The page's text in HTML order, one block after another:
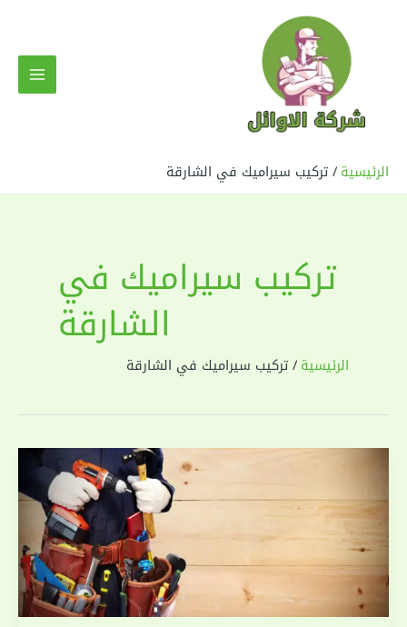
الرئيسية تركيب سيراميك في الشارقة
تركيب سيراميك في
الشارقة
الرئيسية تركيب سيراميك في الشارقة